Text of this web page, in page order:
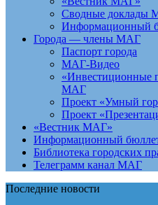
Сводные доклады
Информационный
Города — члены МАГ
Паспорт города
МАГ-Видео
«Инвестиционные
МАГ
Проект «Умный
Проект
«Вестник МАГ»
Информационный
Библиотека городских
Телеграмм канал МАГ
Последние новости